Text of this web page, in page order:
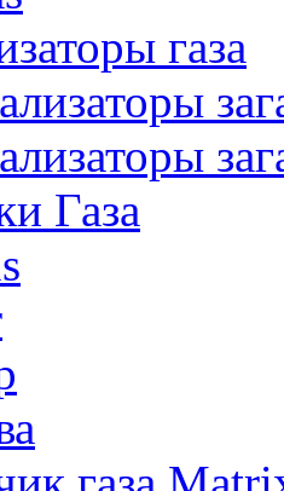
газа
Газа